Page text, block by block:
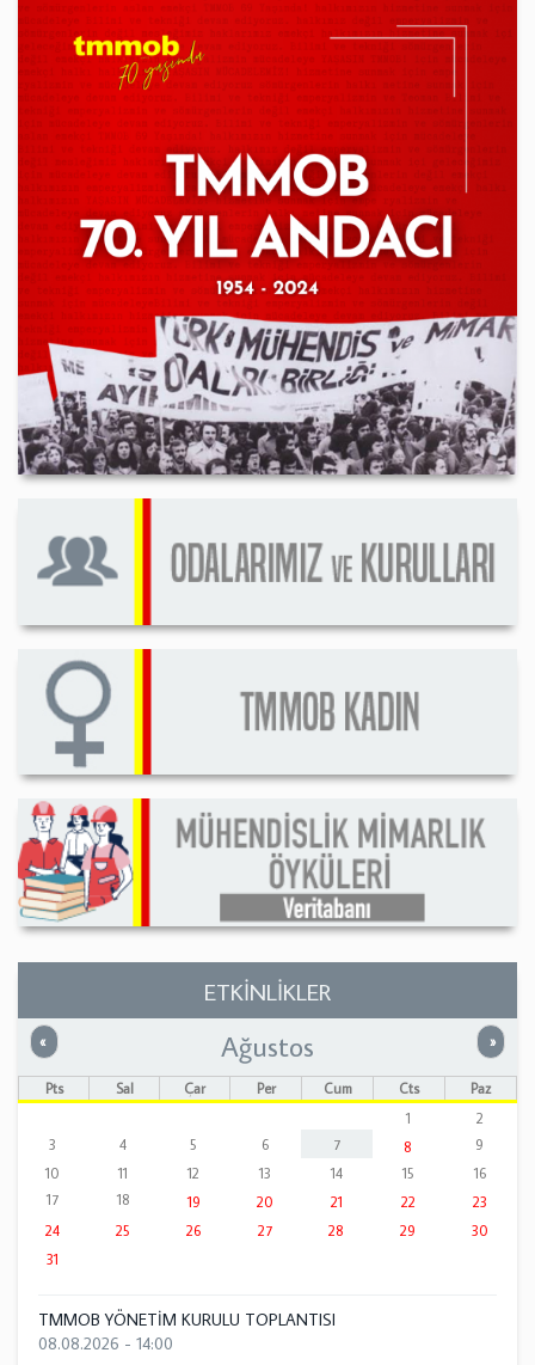
ETKİNLİKLER
« Önceki »
Ağustos
Pts Sal Çar Per Cum Cts
Paz
1
2
3
4 5 6 7 8
9
10
11 12 13 14 15
16
17
18 19 20 21 22
23
24
25 26 27 28 29
30
31
TMMOB YÖNETİM KURULU TOPLANTISI
08.08.2026 - 14:00